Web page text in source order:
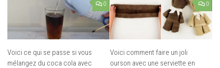
0
Voici ce qui se passe si vous
mélangez du coca cola avec
0
Voici comment faire un joli
ourson avec une serviette en